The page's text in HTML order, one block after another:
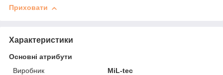
Приховати
Характеристики
Основні атрибути
Виробник
MiL-tec